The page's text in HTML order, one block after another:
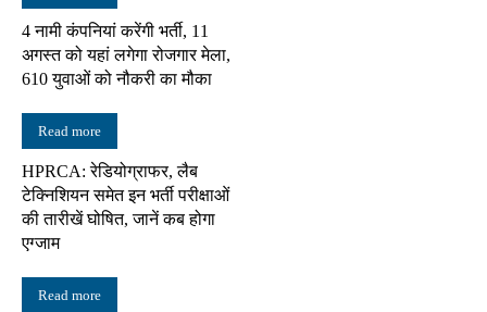
4 नामी कंपनियां करेंगी भर्ती, 11
अगस्त को यहां लगेगा रोजगार मेला,
610 युवाओं को नौकरी का मौका
Read more
HPRCA: रेडियोग्राफर, लैब
टेक्निशियन समेत इन भर्ती परीक्षाओं
की तारीखें घोषित, जानें कब होगा
एग्जाम
Read more